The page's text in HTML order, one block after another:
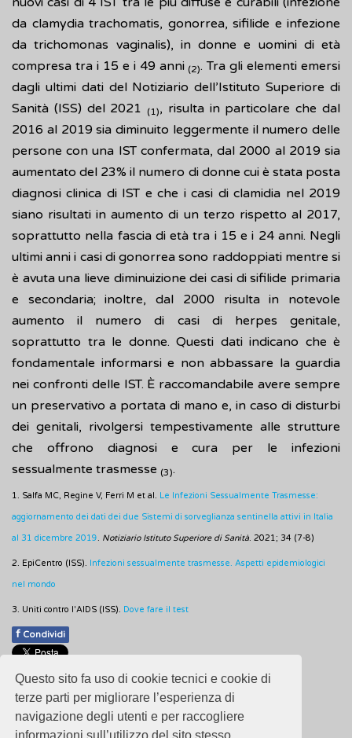
Questo sito fa uso di cookie tecnici e cookie di
terze parti per migliorare l’esperienza di
navigazione degli utenti e per raccogliere
informazioni sull’utilizzo del sito stesso.
da clamydia trachomatis, gonorrea, sifilide e infezione
da trichomonas vaginalis), in donne e uomini di età
compresa tra i 15 e i 49 anni (2). Tra gli elementi emersi
dagli ultimi dati del Notiziario dell’Istituto Superiore di
Sanità (ISS) del 2021(1), risulta in particolare che dal
2016 al 2019 sia diminuito leggermente il numero delle
persone con una IST confermata, dal 2000 al 2019 sia
aumentato del 23% il numero di donne cui è stata posta
diagnosi clinica di IST e che i casi di clamidia nel 2019
siano risultati in aumento di un terzo rispetto al 2017,
soprattutto nella fascia di età tra i 15 e i 24 anni. Negli
ultimi anni i casi di gonorrea sono raddoppiati mentre si
è avuta una lieve diminuizione dei casi di sifilide primaria
e secondaria; inoltre, dal 2000 risulta in notevole
aumento il numero di casi di herpes genitale,
soprattutto tra le donne. Questi dati indicano che è
fondamentale informarsi e non abbassare la guardia
nei confronti delle IST. È raccomandabile avere sempre
un preservativo a portata di mano e, in caso di disturbi
dei genitali, rivolgersi tempestivamente alle strutture
che offrono diagnosi e cura per le infezioni
sessualmente trasmesse (3).
1. Salfa MC, Regine V, Ferri M et al. Le Infezioni Sessualmente Trasmesse:
aggiornamento dei dati dei due Sistemi di sorveglianza sentinella attivi in Italia
al 31 dicembre 2019. Notiziario Istituto Superiore di Sanità. 2021; 34 (7-8)
2. EpiCentro (ISS). Infezioni sessualmente trasmesse. Aspetti epidemiologici
nel mondo
3. Uniti contro l'AIDS (ISS). Dove fare il test
f Condividi
Pubblicato: 28 Febbraio 2018
- Ultimo aggiornamento: 28 Dicembre 2021